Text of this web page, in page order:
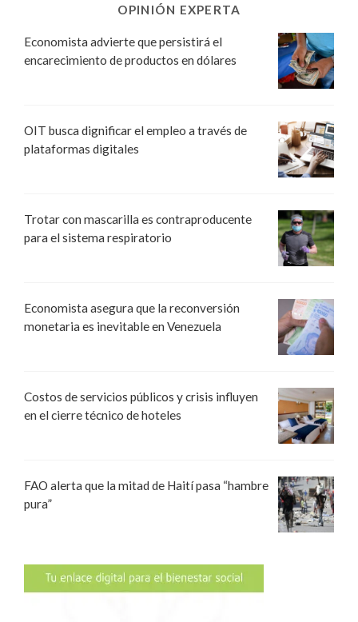
OPINIÓN EXPERTA
Economista advierte que persistirá el
encarecimiento de productos en dólares
OIT busca dignificar el empleo a través de
plataformas digitales
Trotar con mascarilla es contraproducente
para el sistema respiratorio
Economista asegura que la reconversión
monetaria es inevitable en Venezuela
Costos de servicios públicos y crisis influyen
en el cierre técnico de hoteles
FAO alerta que la mitad de Haití pasa “hambre
pura”